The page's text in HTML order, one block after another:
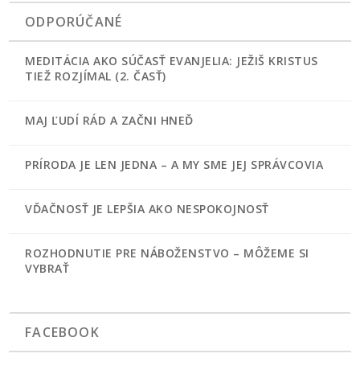
ODPORÚČANÉ
MEDITÁCIA AKO SÚČASŤ EVANJELIA: JEŽIŠ KRISTUS
TIEŽ ROZJÍMAL (2. ČASŤ)
MAJ ĽUDÍ RÁD A ZAČNI HNEĎ
PRÍRODA JE LEN JEDNA – A MY SME JEJ SPRÁVCOVIA
VĎAČNOSŤ JE LEPŠIA AKO NESPOKOJNOSŤ
ROZHODNUTIE PRE NÁBOŽENSTVO – MÔŽEME SI
VYBRAŤ
FACEBOOK